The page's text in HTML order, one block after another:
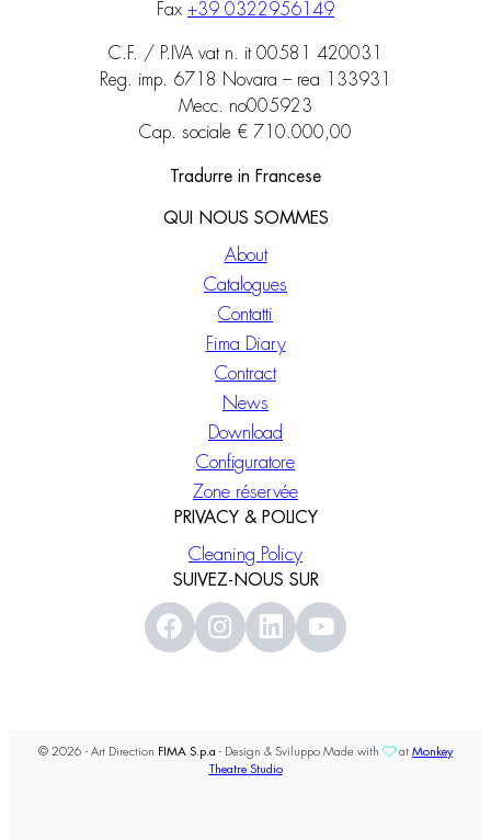
Fax +39 0322956149
C.F. / P.IVA vat n. it 00581 420031
Reg. imp. 6718 Novara – rea 133931
Mecc. no005923
Cap. sociale € 710.000,00
Tradurre in Francese
QUI NOUS SOMMES
About
Catalogues
Contatti
Fima Diary
Contract
News
Download
Configuratore
Zone réservée
PRIVACY & POLICY
Cleaning Policy
SUIVEZ-NOUS SUR
© 2026 - Art Direction FIMA S.p.a - Design & Sviluppo Made with at Monkey
Theatre Studio